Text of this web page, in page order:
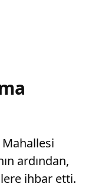
Mahallesi
ardından,
ihbar etti.